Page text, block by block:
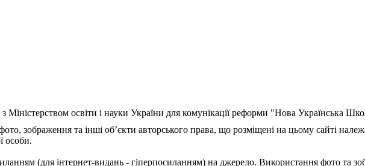
з Міністерством освіти і науки України для комунікації реформи "Нова Українська
зображення та інші об’єкти авторського права, що розміщені на цьому сайті
особи.
(для інтернет-видань - гіперпосиланням) на джерело. Використання фото та